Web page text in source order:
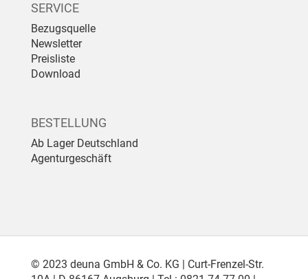
SERVICE
Bezugsquelle
Newsletter
Preisliste
Download
BESTELLUNG
Ab Lager Deutschland
Agenturgeschäft
© 2023 deuna GmbH & Co. KG | Curt-Frenzel-Str.